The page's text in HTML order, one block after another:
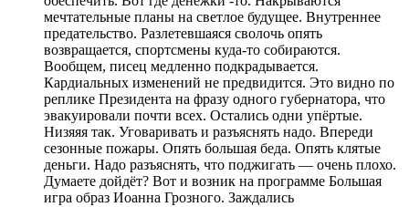
мечтательные планы на светлое будущее. Внутреннее
предательство. Разлетевшаяся сволочь опять
возвращается, спортсмены куда-то собираются.
Вообщем, писец медленно подкрадывается.
Кардиальных изменений не предвидится. Это видно по
реплике Президента на фразу одного губернатора, что
эвакуировали почти всех. Остались одни упёртые.
Низяяя так. Уговаривать и разъяснять надо. Впереди
сезонные пожары. Опять большая беда. Опять клятые
деньги. Надо разъяснять, что поджигать — очень плохо.
Думаете дойдёт? Вот и возник на программе Большая
игра образ Иоанна Грозного. Заждались